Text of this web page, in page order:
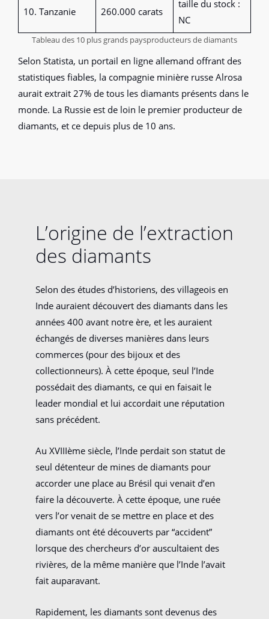
10. Tanzanie 260.000 carats
taille du stock :
NC
Tableau des 10 plus grands paysproducteurs de diamants
Selon Statista, un portail en ligne allemand offrant des
statistiques fiables, la compagnie minière russe Alrosa
aurait extrait 27% de tous les diamants présents dans le
monde. La Russie est de loin le premier producteur de
diamants, et ce depuis plus de 10 ans.
L’origine de l’extraction
des diamants
Selon des études d’historiens, des villageois en
Inde auraient découvert des diamants dans les
années 400 avant notre ère, et les auraient
échangés de diverses manières dans leurs
commerces (pour des bijoux et des
collectionneurs). À cette époque, seul l’Inde
possédait des diamants, ce qui en faisait le
leader mondial et lui accordait une réputation
sans précédent.
Au XVIIIème siècle, l’Inde perdait son statut de
seul détenteur de mines de diamants pour
accorder une place au Brésil qui venait d’en
faire la découverte. À cette époque, une ruée
vers l’or venait de se mettre en place et des
diamants ont été découverts par “accident”
lorsque des chercheurs d’or auscultaient des
rivières, de la même manière que l’Inde l’avait
fait auparavant.
Rapidement, les diamants sont devenus des